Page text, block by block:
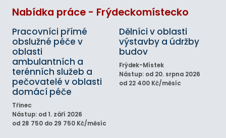
Nabídka práce - Frýdeckomístecko
Pracovníci přímé
obslužné péče v
oblasti
ambulantních a
terénních služeb a
pečovatelé v oblasti
domácí péče
Třinec
Nástup: od 1. září 2026
od 28 750 do 29 750 Kč/měsíc
Dělníci v oblasti
výstavby a údržby
budov
Frýdek-Místek
Nástup: od 20. srpna 2026
od 22 400 Kč/měsíc